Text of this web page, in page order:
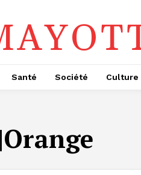
Santé Société Culture